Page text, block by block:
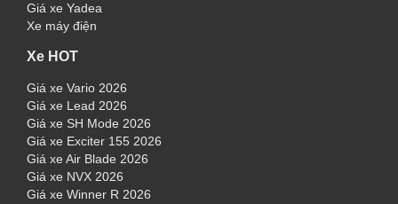
Giá xe Yadea
Xe máy điện
Xe HOT
Giá xe Vario 2026
Giá xe Lead 2026
Giá xe SH Mode 2026
Giá xe Exciter 155 2026
Giá xe Air Blade 2026
Giá xe NVX 2026
Giá xe Winner R 2026